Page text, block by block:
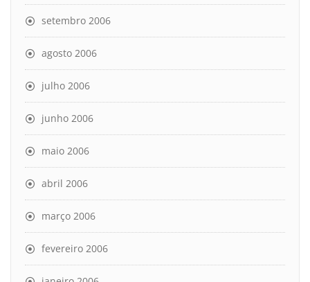
setembro 2006
agosto 2006
julho 2006
junho 2006
maio 2006
abril 2006
março 2006
fevereiro 2006